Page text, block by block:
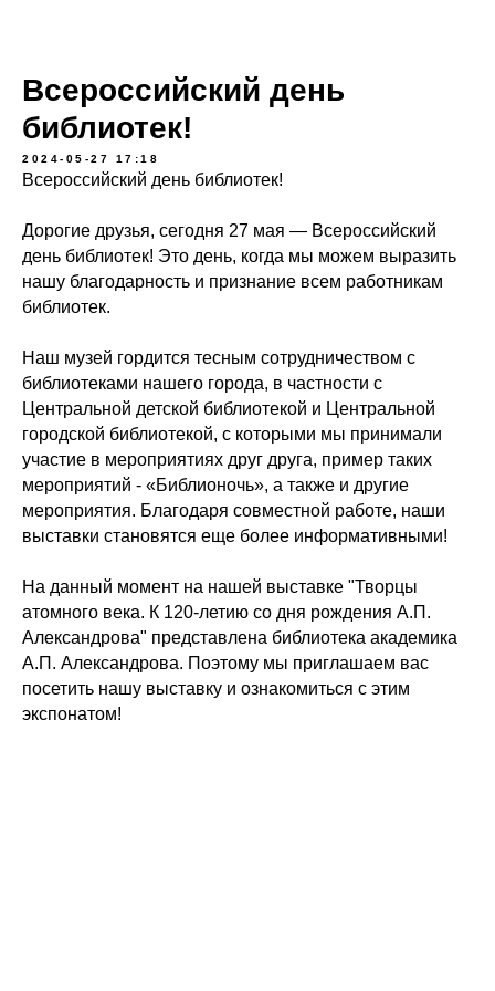
Всероссийский день
библиотек!
2024-05-27 17:18
Всероссийский день библиотек!
Дорогие друзья, сегодня 27 мая — Всероссийский
день библиотек! Это день, когда мы можем выразить
нашу благодарность и признание всем работникам
библиотек.
Наш музей гордится тесным сотрудничеством с
библиотеками нашего города, в частности с
Центральной детской библиотекой и Центральной
городской библиотекой, с которыми мы принимали
участие в мероприятиях друг друга, пример таких
мероприятий - «Библионочь», а также и другие
мероприятия. Благодаря совместной работе, наши
выставки становятся еще более информативными!
На данный момент на нашей выставке "Творцы
атомного века. К 120-летию со дня рождения А.П.
Александрова" представлена библиотека академика
А.П. Александрова. Поэтому мы приглашаем вас
посетить нашу выставку и ознакомиться с этим
экспонатом!